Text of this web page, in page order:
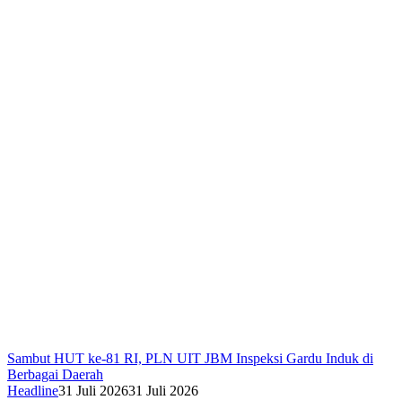
Sambut HUT ke-81 RI, PLN UIT JBM Inspeksi Gardu Induk di
Berbagai Daerah
Headline31 Juli 202631 Juli 2026